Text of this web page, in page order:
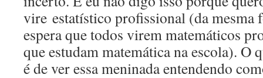
vire estatístico profissional (da mesma
espera que todos virem matemáticos
que estudam matemática na escola). O
é de ver essa meninada entendendo